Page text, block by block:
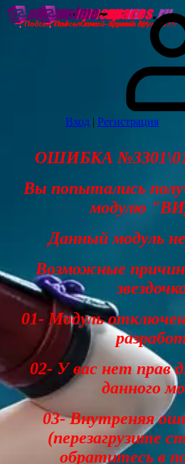
Вход | Регистрация
ОШИБКА
Вы попытались
модулю
Данный модуль
Возможные
01- Модуль
02- У вас нет прав
данного
03- Внутреняя
(перезагрузите
обратитесь в